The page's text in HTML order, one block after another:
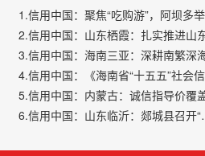
6.信用中国：